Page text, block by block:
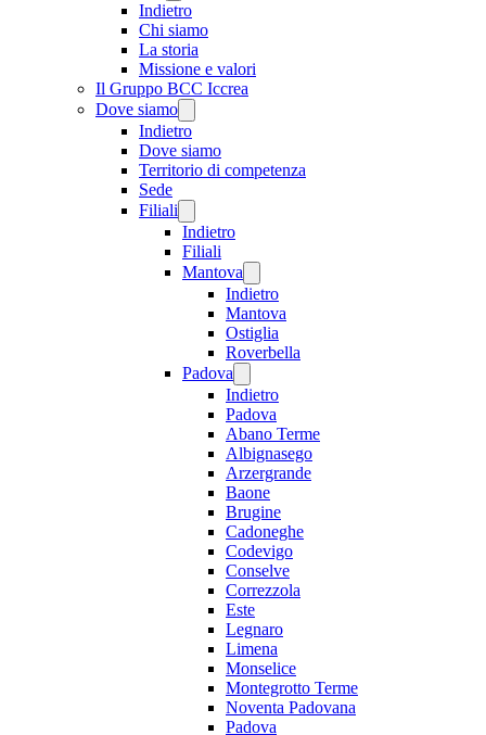
Indietro
Chi siamo
La storia
Missione e valori
Il Gruppo BCC Iccrea
Dove siamo
Indietro
Dove siamo
Territorio di competenza
Sede
Filiali
Indietro
Filiali
Mantova
Indietro
Mantova
Ostiglia
Roverbella
Padova
Indietro
Padova
Abano Terme
Albignasego
Arzergrande
Baone
Brugine
Cadoneghe
Codevigo
Conselve
Correzzola
Este
Legnaro
Limena
Monselice
Montegrotto Terme
Noventa Padovana
Padova